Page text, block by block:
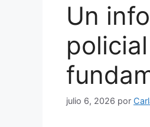
Un
julio 6, 2026 por